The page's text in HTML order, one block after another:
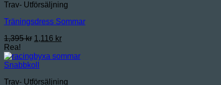
Trav- Utförsäljning
Träningsdress Sommar
1,395kr Det
priset
var:
1,116 krDet
priset
Rea!
Snabbkoll
Trav- Utförsäljning